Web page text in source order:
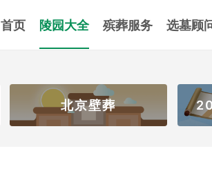
首页 陵园大全 殡葬服务 选墓顾
北京壁葬